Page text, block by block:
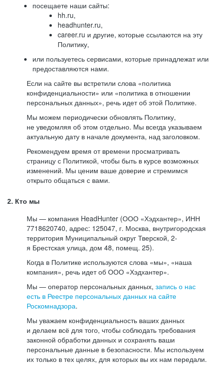
посещаете наши сайты:
hh.ru,
headhunter.ru,
career.ru и другие, которые ссылаются на эту
Политику,
или пользуетесь сервисами, которые принадлежат или
предоставляются нами.
Если на сайте вы встретили слова «политика
конфиденциальности» или «политика в отношении
персональных данных», речь идет об этой Политике.
Мы можем периодически обновлять Политику,
не уведомляя об этом отдельно. Мы всегда указываем
актуальную дату в начале документа, над заголовком.
Рекомендуем время от времени просматривать
страницу с Политикой, чтобы быть в курсе возможных
изменений. Мы ценим ваше доверие и стремимся
открыто общаться с вами.
2. Кто мы
Мы — компания HeadHunter (ООО «Хэдхантер», ИНН
7718620740, адрес: 125047, г. Москва, внутригородская
территория Муниципальный округ Тверской, 2-
я Брестская улица, дом 48, помещ. 25).
Когда в Политике используются слова «мы», «наша
компания», речь идет об ООО «Хэдхантер».
Мы — оператор персональных данных, запись о нас
есть в Реестре персональных данных на сайте
Роскомнадзора.
Мы уважаем конфиденциальность ваших данных
и делаем всё для того, чтобы соблюдать требования
законной обработки данных и сохранять ваши
персональные данные в безопасности. Мы используем
их только в тех целях, для которых вы их нам передали.